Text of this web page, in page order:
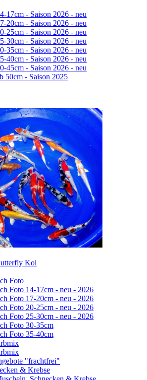
17cm - Saison 2026 - neu
20cm - Saison 2026 - neu
25cm - Saison 2026 - neu
30cm - Saison 2026 - neu
35cm - Saison 2026 - neu
40cm - Saison 2026 - neu
45cm - Saison 2026 - neu
50cm - Saison 2025
Koi
Foto
Foto 14-17cm - neu - 2026
Foto 17-20cm - neu - 2026
Foto 20-25cm - neu - 2026
Foto 25-30cm - neu - 2026
Foto 30-35cm
Foto 35-40cm
"frachtfrei"
& Krebse